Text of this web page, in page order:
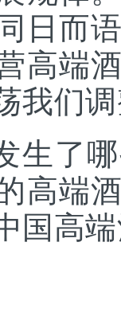
日而
高端
我们
生了
高端
国高